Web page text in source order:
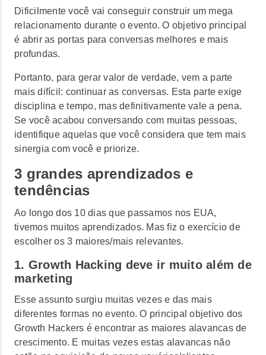
Dificilmente você vai conseguir construir um mega
relacionamento durante o evento. O objetivo principal
é abrir as portas para conversas melhores e mais
profundas.
Portanto, para gerar valor de verdade, vem a parte
mais difícil: continuar as conversas. Esta parte exige
disciplina e tempo, mas definitivamente vale a pena.
Se você acabou conversando com muitas pessoas,
identifique aquelas que você considera que tem mais
sinergia com você e priorize.
3 grandes aprendizados e
tendências
Ao longo dos 10 dias que passamos nos EUA,
tivemos muitos aprendizados. Mas fiz o exercício de
escolher os 3 maiores/mais relevantes.
1. Growth Hacking deve ir muito além de
marketing
Esse assunto surgiu muitas vezes e das mais
diferentes formas no evento. O principal objetivo dos
Growth Hackers é encontrar as maiores alavancas de
crescimento. E muitas vezes estas alavancas não